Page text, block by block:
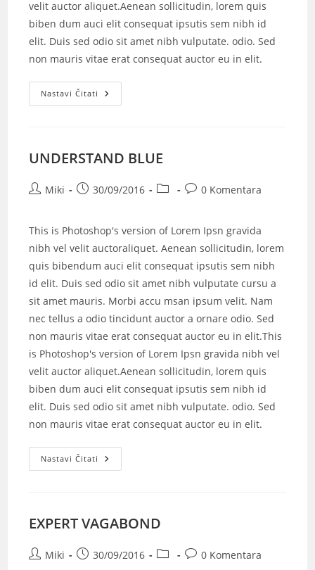
velit auctor aliquet.Aenean sollicitudin, lorem quis
biben dum auci elit consequat ipsutis sem nibh id
elit. Duis sed odio sit amet nibh vulputate. odio. Sed
non mauris vitae erat consequat auctor eu in elit.
Nastavi Čitati
UNDERSTAND BLUE
Miki 30/09/2016 0 Komentara
This is Photoshop's version of Lorem Ipsn gravida
nibh vel velit auctoraliquet. Aenean sollicitudin, lorem
quis bibendum auci elit consequat ipsutis sem nibh
id elit. Duis sed odio sit amet nibh vulputate cursu a
sit amet mauris. Morbi accu msan ipsum velit. Nam
nec tellus a odio tincidunt auctor a ornare odio. Sed
non mauris vitae erat consequat auctor eu in elit.This
is Photoshop's version of Lorem Ipsn gravida nibh vel
velit auctor aliquet.Aenean sollicitudin, lorem quis
biben dum auci elit consequat ipsutis sem nibh id
elit. Duis sed odio sit amet nibh vulputate. odio. Sed
non mauris vitae erat consequat auctor eu in elit.
Nastavi Čitati
EXPERT VAGABOND
Miki 30/09/2016 0 Komentara